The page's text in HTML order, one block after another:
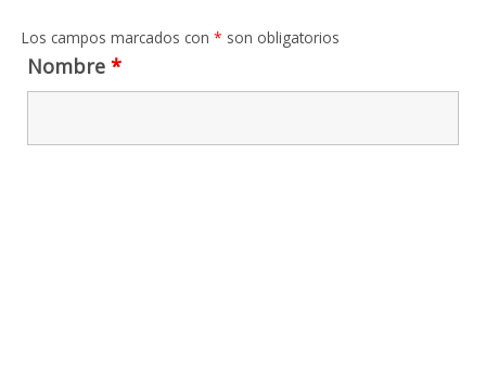
Los campos marcados con * son obligatorios
Nombre *